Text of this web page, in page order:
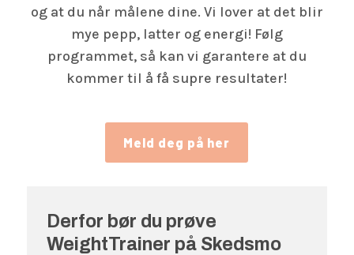
og at du når målene dine. Vi lover at det blir
mye pepp, latter og energi! Følg
programmet, så kan vi garantere at du
kommer til å få supre resultater!
Meld deg på her
Derfor bør du prøve
WeightTrainer på Skedsmo